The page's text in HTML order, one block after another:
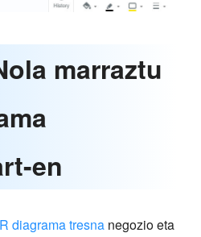
marraztu
en
diagrama tresna negozio eta